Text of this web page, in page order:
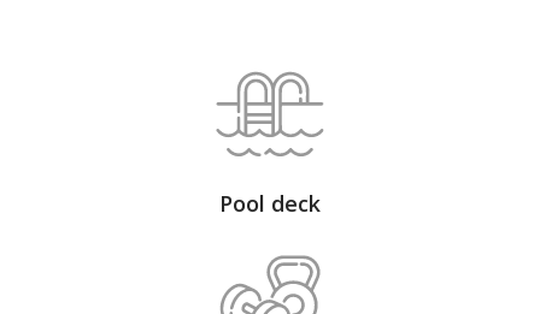
Pool deck